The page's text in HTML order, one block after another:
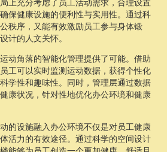
上充分考虑了员工活动需求，合理设置
保健康设施的便利性与实用性。通过科
秩序，又能有效激励员工参与身体锻
计的人文关怀。
动角落的智能化管理提供了可能。借助
工可以实时监测运动数据，获得个性化
学性和趣味性。同时，管理层通过数据
康状况，针对性地优化办公环境和健康
的设施融入办公环境不仅是对员工健康
活力的有效途径。通过科学的空间设计